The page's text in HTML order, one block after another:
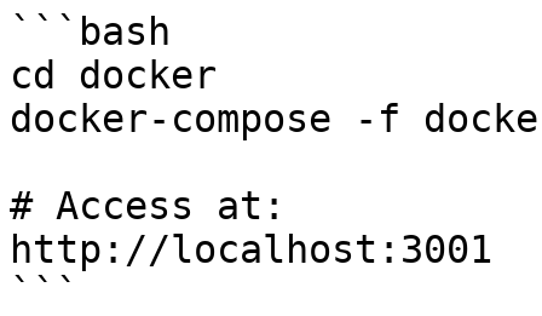
```bash
cd docker
docker-compose -f
# Access at:
http://localhost:3001
```